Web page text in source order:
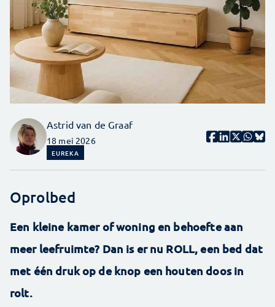
Astrid van de Graaf
18 mei 2026
EUREKA
Oprolbed
Een kleine kamer of woning en behoefte aan
meer leefruimte? Dan is er nu ROLL, een bed dat
met één druk op de knop een houten doos in
rolt.